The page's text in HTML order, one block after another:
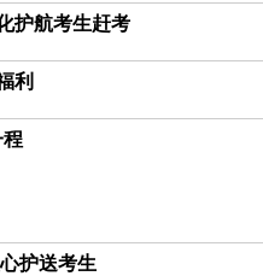
护航考生赶考
利
程
护送考生